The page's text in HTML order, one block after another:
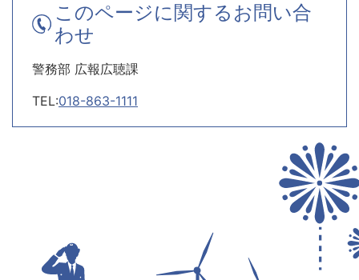
このページに関するお問い合
わせ
警務部 広報広聴課
TEL:018-863-1111